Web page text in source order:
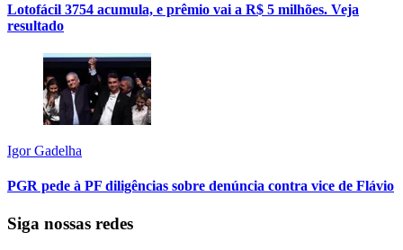
Lotofácil 3754 acumula, e prêmio vai a R$ 5 milhões. Veja
resultado
Igor Gadelha
PGR pede à PF diligências sobre denúncia contra vice de Flávio
Siga nossas redes